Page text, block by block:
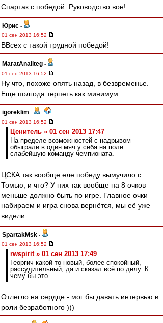
Спартак с победой. Руководство вон!
Юрис -
01 сен 2013 16:52
ВВсех с такой трудной победой!
MaratAnaliteg -
01 сен 2013 16:52
Ну что, похоже опять назад, в безвременье.
Еще полгода терпеть как минимум....
igoreklim -
01 сен 2013 16:52
Ценитель » 01 сен 2013 17:47
На пределе возможностей с надрывом
обыграли в один мяч у себя на поле
слабейшую команду чемпионата.
ЦСКА так вообще еле победу вымучило с
Томью, и что? У них так вообще на 8 очков
меньше должно быть по игре. Главное очки
набираем и игра снова вернётся, мы её уже
видели.
SpartakMsk -
01 сен 2013 16:52
rwspirit » 01 сен 2013 17:49
Георгич какой-то новый, более спокойный,
рассудительный, да и сказал всё по делу. К
чему бы это ...
Отлегло на сердце - мог бы давать интервью в
роли безработного )))